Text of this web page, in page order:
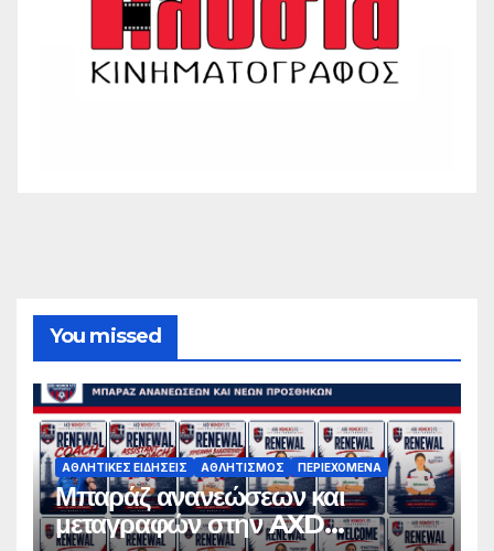
You missed
ΑΘΛΗΤΙΚΈΣ ΕΙΔΉΣΕΙΣ ΑΘΛΗΤΙΣΜΌΣ ΠΕΡΙΕΧΌΜΕΝΑ
Μπαράζ ανανεώσεων και
μεταγραφών στην AXD